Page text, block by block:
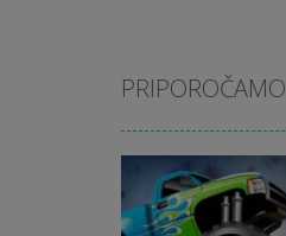
PRIPOROČAMO